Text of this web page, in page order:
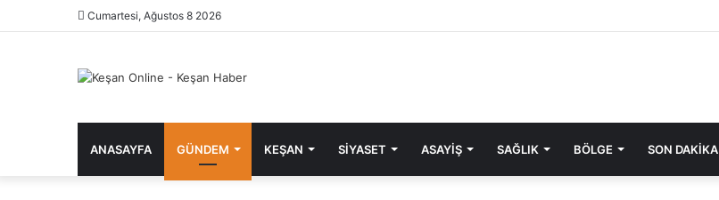
Cumartesi, Ağustos 8 2026
ANASAYFA GÜNDEM KEŞAN SIYASET ASAYIŞ SAĞLIK BÖLGE SON DAKIKA